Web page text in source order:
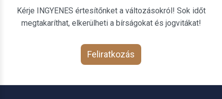
Kérje INGYENES értesítőnket a változásokról! Sok időt
megtakaríthat, elkerülheti a bírságokat és jogvitákat!
Feliratkozás